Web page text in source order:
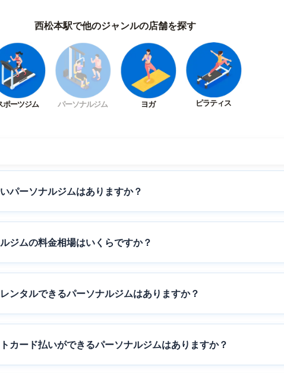
西松本駅で他のジャンルの店舗を探す
ポーツジム パーソナルジム ヨガ ピラティス
パーソナルジムはありますか？
ジムの料金相場はいくらですか？
ンタルできるパーソナルジムはありますか？
カード払いができるパーソナルジムはありますか？